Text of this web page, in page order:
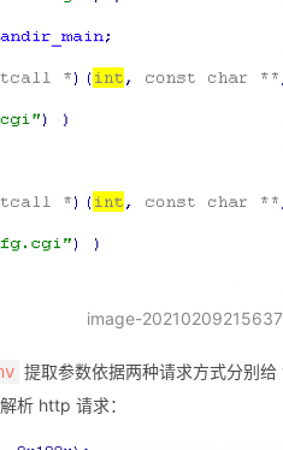
image-
提取参数依据两种请求方式分别
解析 http 请求：